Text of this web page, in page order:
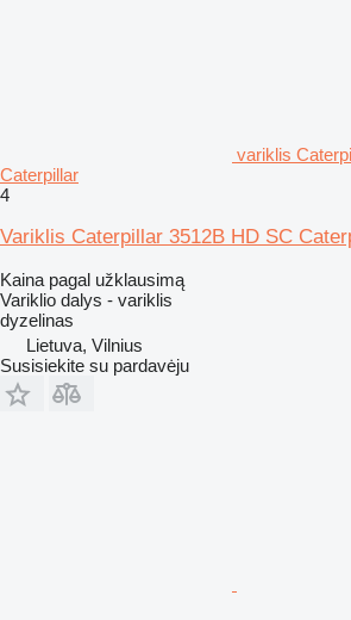
variklis
Caterpillar
4
Variklis Caterpillar 3512B HD SC
Kaina pagal užklausimą
Variklio dalys - variklis
dyzelinas
Lietuva, Vilnius
Susisiekite su pardavėju